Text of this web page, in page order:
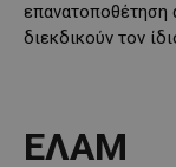
επανατοποθέτηση
διεκδικούν τον
ΕΛΑΜ